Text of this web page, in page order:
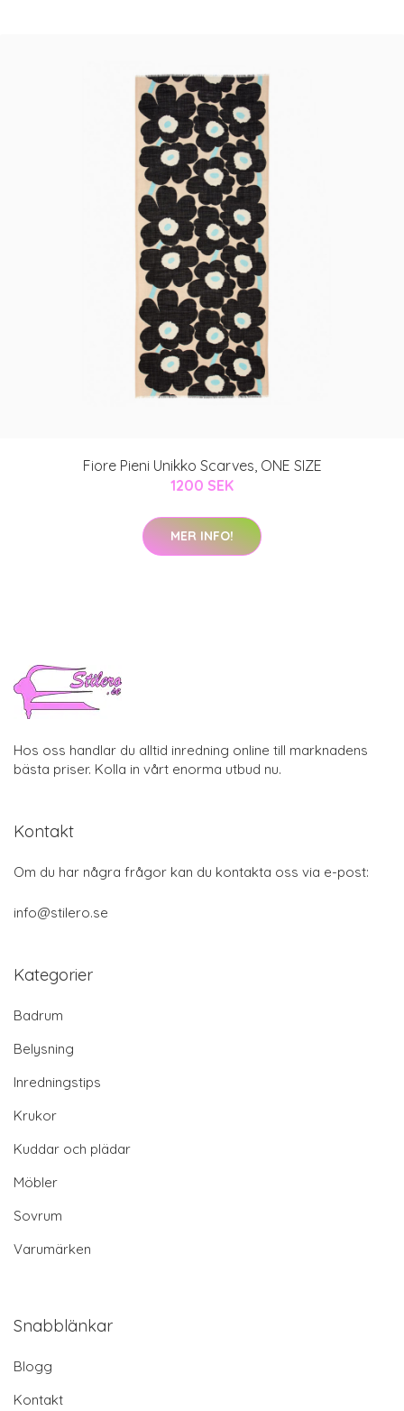
Fiore Pieni Unikko Scarves, ONE SIZE
1200 SEK
MER INFO!
Hos oss handlar du alltid inredning online till marknadens
bästa priser. Kolla in vårt enorma utbud nu.
Kontakt
Om du har några frågor kan du kontakta oss via e-post:
info@stilero.se
Kategorier
Badrum
Belysning
Inredningstips
Krukor
Kuddar och plädar
Möbler
Sovrum
Varumärken
Snabblänkar
Blogg
Kontakt